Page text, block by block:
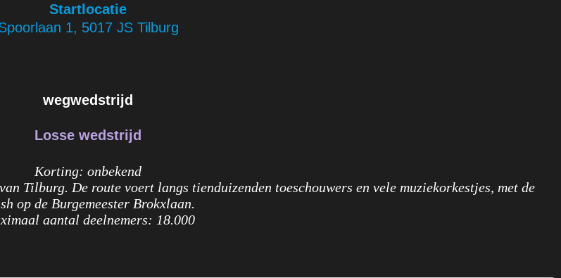
Startlocatie
1, 5017 JS Tilburg
wegwedstrijd
Losse wedstrijd
Korting: onbekend
Tilburg. De route voert langs tienduizenden toeschouwers en vele muziekorkestjes, met de
op de Burgemeester Brokxlaan.
aantal deelnemers: 18.000